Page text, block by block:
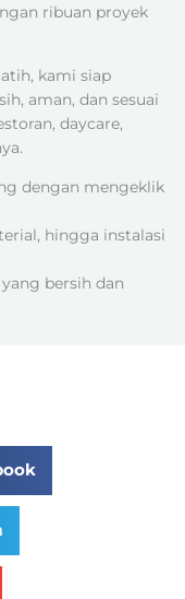
ribuan proyek
kami siap
aman, dan sesuai
daycare,
dengan mengeklik
hingga instalasi
bersih dan